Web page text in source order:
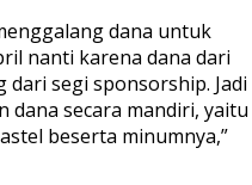
dana untuk
nanti karena dana dari
dari segi sponsorship. Jadi
dana secara mandiri, yaitu
beserta minumnya,”